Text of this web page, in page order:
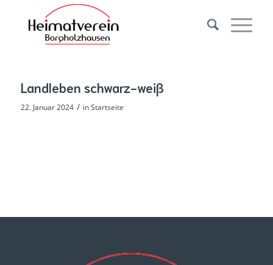
Landleben schwarz-weiß
22. Januar 2024 / inStartseite